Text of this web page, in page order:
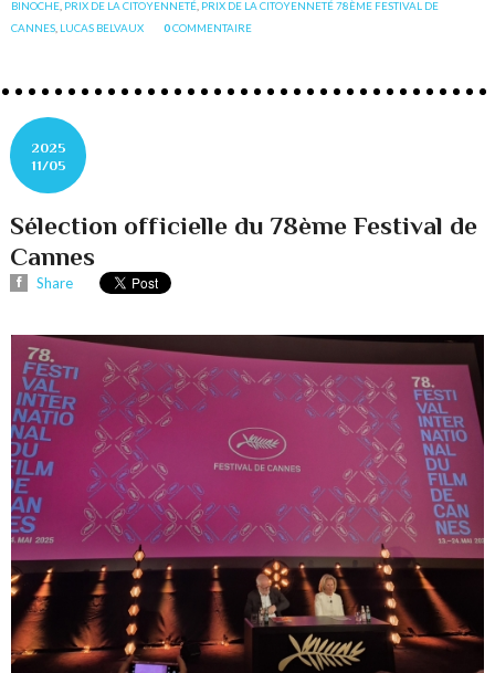
BINOCHE PRIX DE LA CITOYENNETÉ PRIX DE LA CITOYENNETÉ 78ÈME FESTIVAL DE
CANNES LUCAS BELVAUX 0COMMENTAIRE
2025
11/05
Sélection officielle du 78ème Festival de
Cannes
Share